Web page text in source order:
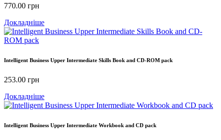
770.00 грн
Докладніше
Intelligent Business Upper Intermediate Skills Book and CD-ROM pack
253.00 грн
Докладніше
Intelligent Business Upper Intermediate Workbook and CD pack